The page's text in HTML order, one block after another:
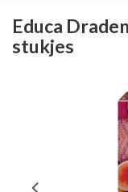
Educa
stukjes